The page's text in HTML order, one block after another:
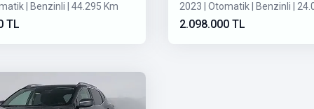
| Benzinli | 44.295 Km
TL
2023 | Otomatik | Benzinli |
2.098.000 TL